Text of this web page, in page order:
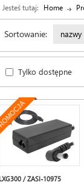
Jesteś tutaj: Home
Sortowanie: nazwy
Tylko dostępne
LXG300 / ZASI-10975